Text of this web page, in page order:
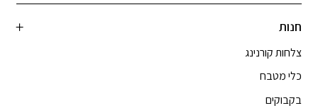
חנות
צלחות קורנינג
כלי מטבח
בקבוקים